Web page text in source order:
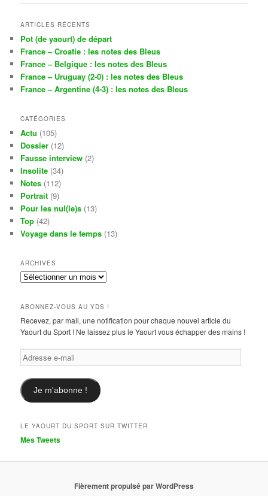
articles
ARTICLES RÉCENTS
Pot (de yaourt) de départ
France – Croatie : les notes des Bleus
France – Belgique : les notes des Bleus
France – Uruguay (2-0) : les notes des Bleus
France – Argentine (4-3) : les notes des Bleus
CATÉGORIES
Actu (105)
Dossier (12)
Fausse interview (2)
Insolite (34)
Notes (112)
Portrait (9)
Pour les nul(le)s (13)
Top (42)
Voyage dans le temps (13)
ARCHIVES
Archives
ABONNEZ-VOUS AU YDS !
Recevez, par mail, une notification pour chaque nouvel article du
Yaourt du Sport ! Ne laissez plus le Yaourt vous échapper des mains !
Adresse
e-
mail
Je m'abonne !
LE YAOURT DU SPORT SUR TWITTER
Mes Tweets
Fièrement propulsé par WordPress